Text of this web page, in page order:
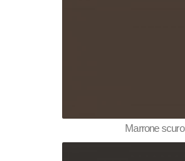
Marrone scuro